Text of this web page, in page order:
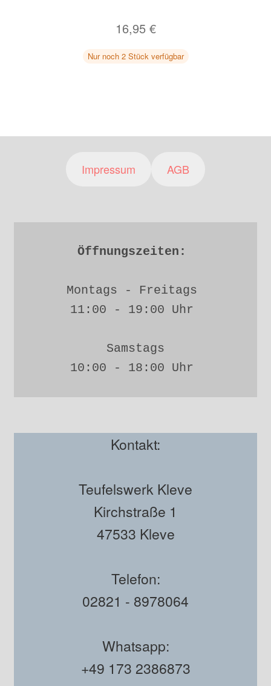
16,95 €
Nur noch 2 Stück verfügbar
Impressum AGB
Öffnungszeiten:
Montags - Freitags
11:00 - 19:00 Uhr
Samstags
10:00 - 18:00 Uhr
Kontakt:
Teufelswerk Kleve
Kirchstraße 1
47533 Kleve
Telefon:
02821 - 8978064
Whatsapp:
+49 173 2386873